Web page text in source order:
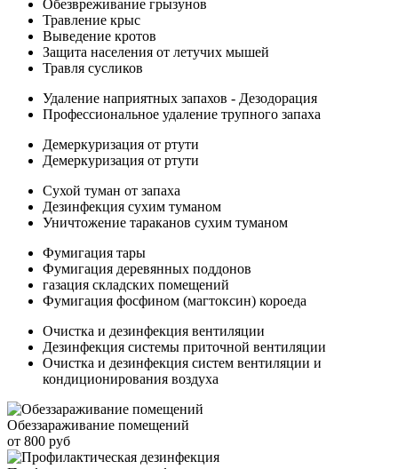
Обезвреживание грызунов
Травление крыс
Выведение кротов
Защита населения от летучих мышей
Травля сусликов
Удаление наприятных запахов - Дезодорация
Профессиональное удаление трупного запаха
Демеркуризация от ртути
Демеркуризация от ртути
Сухой туман от запаха
Дезинфекция сухим туманом
Уничтожение тараканов сухим туманом
Фумигация тары
Фумигация деревянных поддонов
газация складских помещений
Фумигация фосфином (магтоксин) короеда
Очистка и дезинфекция вентиляции
Дезинфекция системы приточной вентиляции
Очистка и дезинфекция систем вентиляции и
кондиционирования воздуха
Обеззараживание помещений
от 800 руб